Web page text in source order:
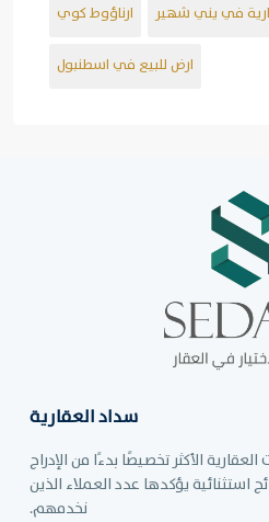
في يني شهير ارناؤوط كوي
ارض للبيع في اسطنبول
سداد العقارية
الأكثر تخصيصًا بدءًا من الإدراج
استثنائية يؤكدها عدد العملاء الذين
نخدمهم.